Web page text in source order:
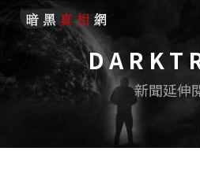
D A R K T
新聞延伸